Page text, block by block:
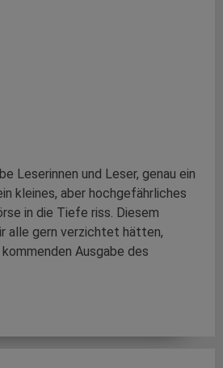
Leserinnen und Leser, genau ein
kleines, aber hochgefährliches
in die Tiefe riss. Diesem
alle gern verzichtet hätten,
Ausgabe des